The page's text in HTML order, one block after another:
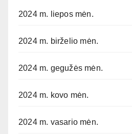
2024 m. liepos mėn.
2024 m. birželio mėn.
2024 m. gegužės mėn.
2024 m. kovo mėn.
2024 m. vasario mėn.